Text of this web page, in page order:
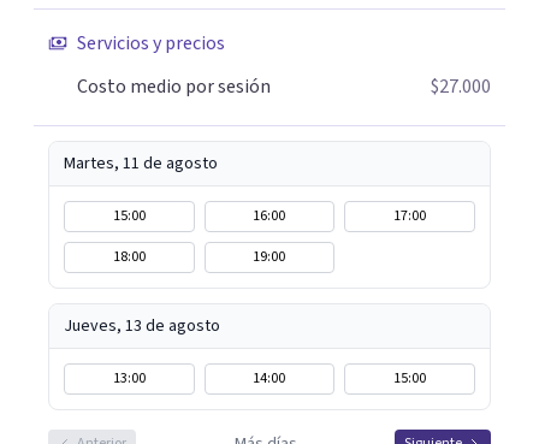
Servicios y precios
Costo medio por sesión
$27.000
Martes, 11 de agosto
15:00 16:00
17:00
18:00
19:00
Jueves, 13 de agosto
13:00 14:00 15:00